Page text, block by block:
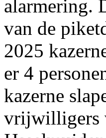
alarmering.
van de
2025
er 4
kazerne
vrijwilligers